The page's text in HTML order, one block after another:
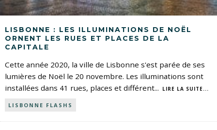
LISBONNE : LES ILLUMINATIONS DE NOËL
ORNENT LES RUES ET PLACES DE LA
CAPITALE
Cette année 2020, la ville de Lisbonne s'est parée de ses
lumières de Noël le 20 novembre. Les illuminations sont
installées dans 41 rues, places et différent... LIRE LA SUITE...
LISBONNE FLASHS